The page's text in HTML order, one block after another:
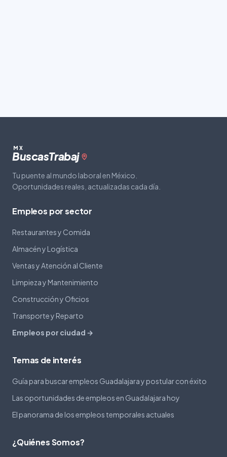
MX
BuscasTrabaj
Tu puente al mundo laboral en México.
Oportunidades reales, actualizadas cada día.
Empleos por sector
Restaurantes y Comida
Almacén y Logística
Ventas y Atención al Cliente
Limpieza y Mantenimiento
Construcción y Oficios
Transporte y Reparto
Empleos por ciudad →
Temas de interés
Guía para buscar empleos Guadalajara y postular con éxito
Las oportunidades de empleos en Guadalajara hoy
El panorama de los empleos temporales actuales
¿Quiénes Somos?